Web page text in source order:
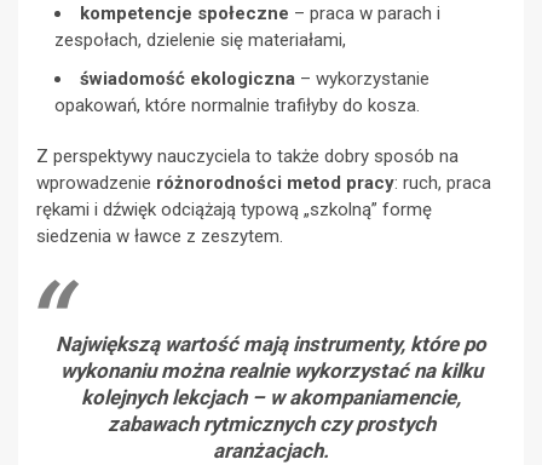
kompetencje społeczne – praca w parach i
zespołach, dzielenie się materiałami,
świadomość ekologiczna – wykorzystanie
opakowań, które normalnie trafiłyby do kosza.
Z perspektywy nauczyciela to także dobry sposób na
wprowadzenie różnorodności metod pracy: ruch, praca
rękami i dźwięk odciążają typową „szkolną” formę
siedzenia w ławce z zeszytem.
Największą wartość mają instrumenty, które po
wykonaniu można realnie wykorzystać na kilku
kolejnych lekcjach – w akompaniamencie,
zabawach rytmicznych czy prostych
aranżacjach.